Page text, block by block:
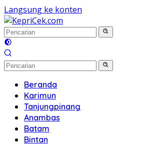
Langsung ke konten
Beranda
Karimun
Tanjungpinang
Anambas
Batam
Bintan